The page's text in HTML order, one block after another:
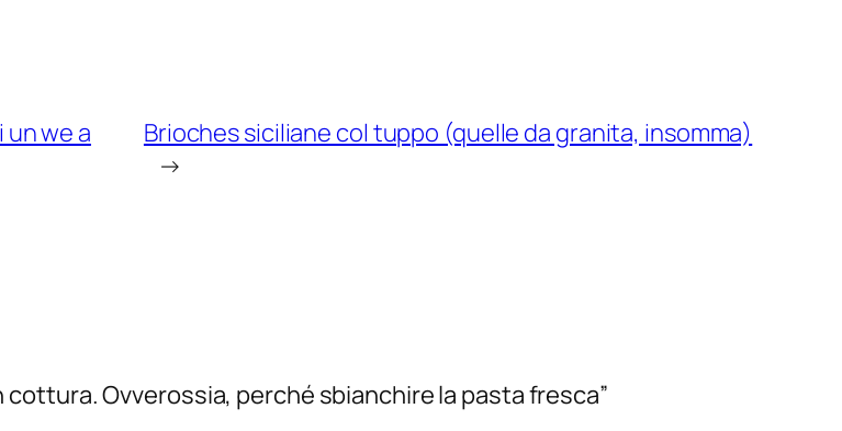
we a
Brioches siciliane col tuppo (quelle da granita, insomma)
→
Ovverossia, perché sbianchire la pasta fresca”